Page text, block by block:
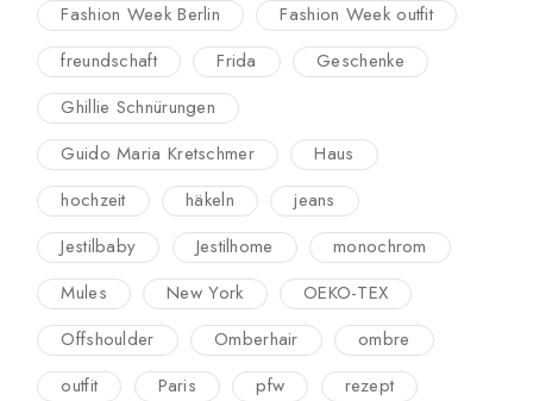
Fashion Week Berlin
Fashion Week outfit
freundschaft
Frida
Geschenke
Ghillie Schnürungen
Guido Maria Kretschmer
Haus
hochzeit
häkeln
jeans
Jestilbaby
Jestilhome
monochrom
Mules
New York
OEKO-TEX
Offshoulder
Omberhair
ombre
outfit
Paris pfw
rezept